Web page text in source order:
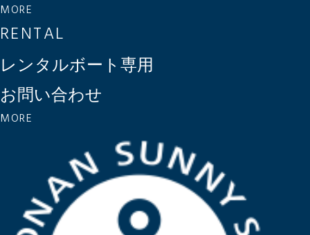
MORE
RENTAL
レンタルボート専用
お問い合わせ
MORE